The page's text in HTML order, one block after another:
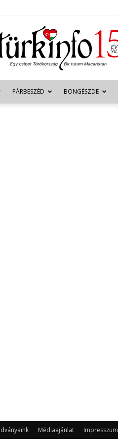
Türkinfo
PÁRBESZÉD BÖNGÉSZDE
Médiaajánlat Impresszum